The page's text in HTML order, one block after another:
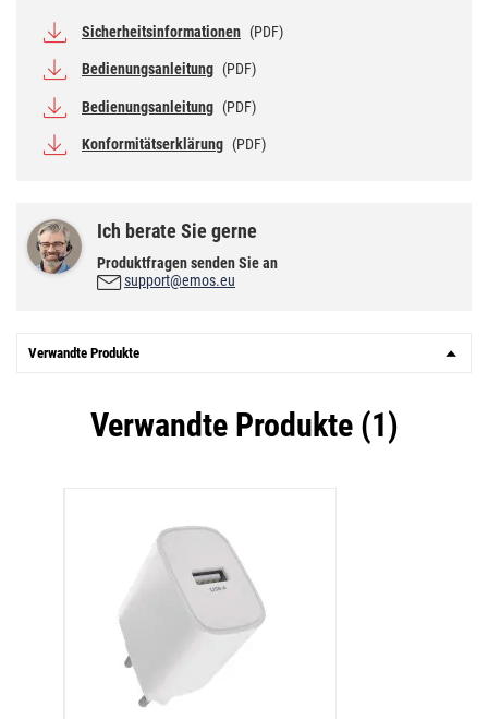
Sicherheitsinformationen (PDF)
Bedienungsanleitung (PDF)
Bedienungsanleitung (PDF)
Konformitätserklärung (PDF)
Ich berate Sie gerne
Produktfragen senden Sie an
support@emos.eu
Verwandte Produkte
Verwandte Produkte (1)